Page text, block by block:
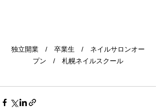
独立開業　/　卒業生　/　ネイルサロンオー
プン　/　札幌ネイルスクール